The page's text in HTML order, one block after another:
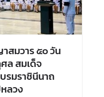
มวาร ๕๐ วัน
ล สมเด็จ
รมราชินีนาถ
ลวง